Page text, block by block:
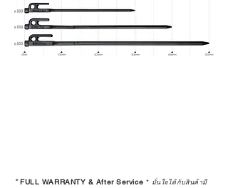
*FULL WARRANTY & After Service * มั่นใจได้กับสินค้ามี